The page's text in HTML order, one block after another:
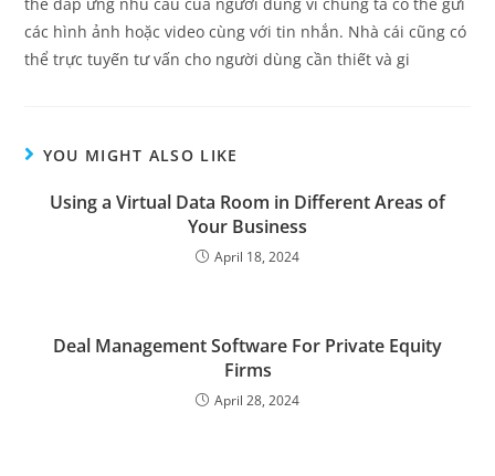
các hình ảnh hoặc video cùng với tin nhắn. Nhà cái cũng có
thể trực tuyến tư vấn cho người dùng cần thiết và gi
YOU MIGHT ALSO LIKE
Using a Virtual Data Room in Different Areas of
Your Business
April 18, 2024
Deal Management Software For Private Equity
Firms
April 28, 2024